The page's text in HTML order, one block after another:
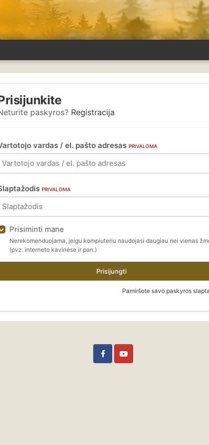
paskyros? Registracija
vardas / el. pašto adresas PRIVALOMA
PRIVALOMA
Prisiminti mane
Nerekomenduojama, jeigu kompiuteriu naudojasi daugiau nei vienas
(pvz. interneto kavinėse ir pan.)
Prisijungti
Pamiršote savo paskyros
FacebookYouTube